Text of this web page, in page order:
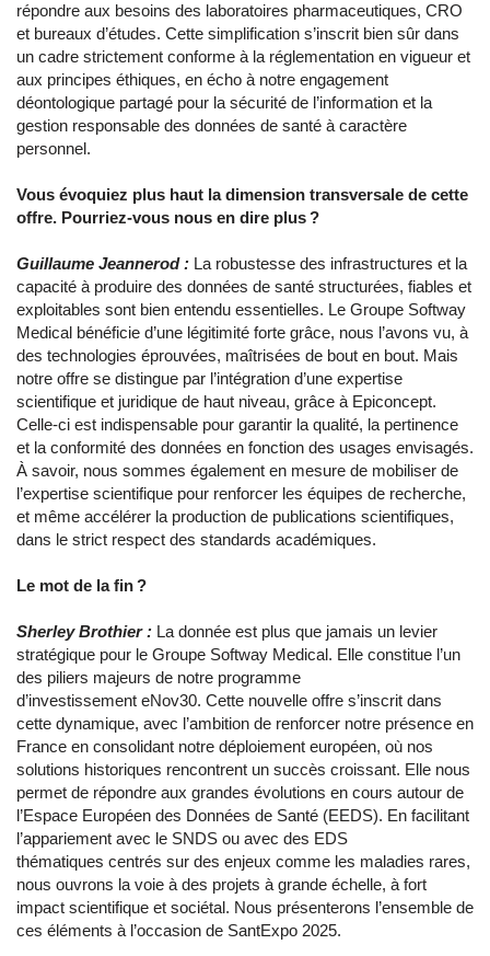
répondre aux besoins des laboratoires pharmaceutiques, CRO
et bureaux d’études. Cette simplification s’inscrit bien sûr dans
un cadre strictement conforme à la réglementation en vigueur et
aux principes éthiques, en écho à notre engagement
déontologique partagé pour la sécurité de l’information et la
gestion responsable des données de santé à caractère
personnel.
Vous évoquiez plus haut la dimension transversale de cette
offre. Pourriez-vous nous en dire plus ?
Guillaume Jeannerod : La robustesse des infrastructures et la
capacité à produire des données de santé structurées, fiables et
exploitables sont bien entendu essentielles. Le Groupe Softway
Medical bénéficie d’une légitimité forte grâce, nous l’avons vu, à
des technologies éprouvées, maîtrisées de bout en bout. Mais
notre offre se distingue par l’intégration d’une expertise
scientifique et juridique de haut niveau, grâce à Epiconcept.
Celle-ci est indispensable pour garantir la qualité, la pertinence
et la conformité des données en fonction des usages envisagés.
À savoir, nous sommes également en mesure de mobiliser de
l’expertise scientifique pour renforcer les équipes de recherche,
et même accélérer la production de publications scientifiques,
dans le strict respect des standards académiques.
Le mot de la fin ?
Sherley Brothier : La donnée est plus que jamais un levier
stratégique pour le Groupe Softway Medical. Elle constitue l’un
des piliers majeurs de notre programme
d’investissement eNov30. Cette nouvelle offre s’inscrit dans
cette dynamique, avec l’ambition de renforcer notre présence en
France en consolidant notre déploiement européen, où nos
solutions historiques rencontrent un succès croissant. Elle nous
permet de répondre aux grandes évolutions en cours autour de
l’Espace Européen des Données de Santé (EEDS). En facilitant
l’appariement avec le SNDS ou avec des EDS
thématiques centrés sur des enjeux comme les maladies rares,
nous ouvrons la voie à des projets à grande échelle, à fort
impact scientifique et sociétal. Nous présenterons l’ensemble de
ces éléments à l’occasion de SantExpo 2025.